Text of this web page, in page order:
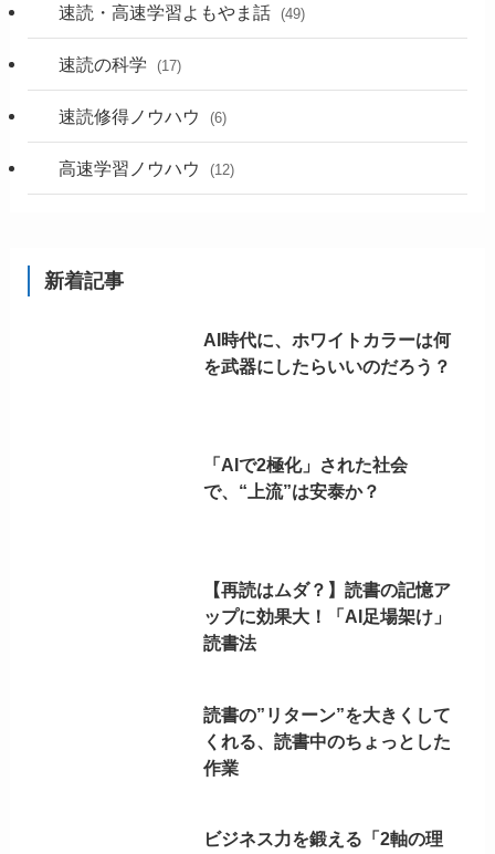
速読・高速学習よもやま話 (49)
速読の科学 (17)
速読修得ノウハウ (6)
高速学習ノウハウ (12)
新着記事
AI時代に、ホワイトカラーは何
を武器にしたらいいのだろう？
「AIで2極化」された社会
で、“上流”は安泰か？
【再読はムダ？】読書の記憶ア
ップに効果大！「AI足場架け」
読書法
読書の”リターン”を大きくして
くれる、読書中のちょっとした
作業
ビジネス力を鍛える「2軸の理